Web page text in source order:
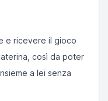
e ricevere il gioco
così da poter
a lei senza